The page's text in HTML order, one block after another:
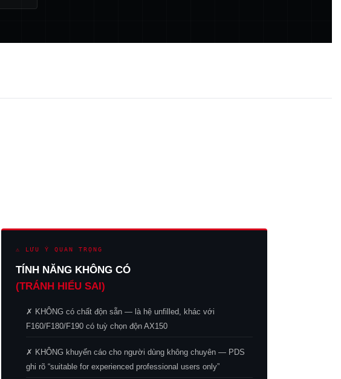
⚠ LƯU Ý QUAN TRỌNG
TÍNH NĂNG KHÔNG CÓ
(TRÁNH HIỂU SAI)
✗ KHÔNG có chất độn sẵn — là hệ unfilled, khác với
F160/F180/F190 có tuỳ chọn độn AX150
✗ KHÔNG khuyến cáo cho người dùng không chuyên — PDS
ghi rõ “suitable for experienced professional users only”